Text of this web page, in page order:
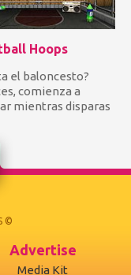
Hoops
el baloncesto?
comienza a
mientras disparas
©
Advertise
Media Kit